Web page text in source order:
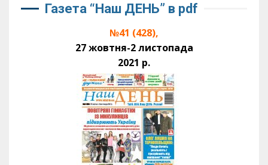
Газета “Наш ДЕНЬ” в pdf
№41 (428),
27 жовтня-2 листопада
2021 р.